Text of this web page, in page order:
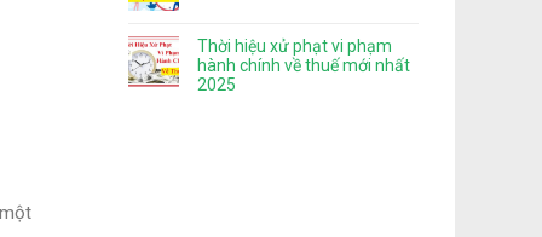
Thời hiệu xử phạt vi phạm
hành chính về thuế mới nhất
2025